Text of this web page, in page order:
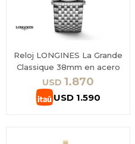
Reloj LONGINES La Grande
Classique 38mm en acero
USD 1.870
USD 1.590